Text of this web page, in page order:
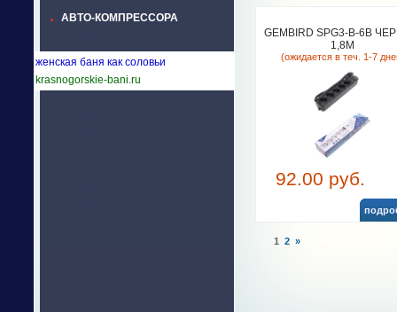
АВТО-КОМПРЕССОРА
женская баня как соловьи
krasnogorskie-bani.ru
GEMBIRD SPG3-B-6B
1,8М
(ожидается в теч. 1-7
92.00 руб.
1 2 »